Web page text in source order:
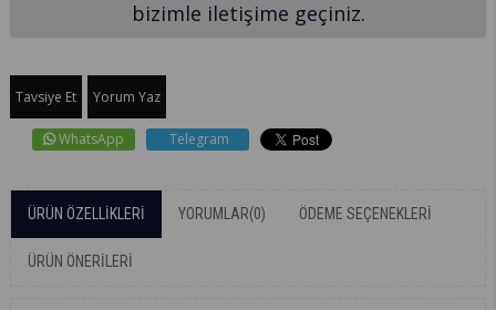
bizimle iletişime geçiniz.
Tavsiye Et Yorum Yaz
WhatsApp Telegram
ÜRÜN ÖZELLIKLERI YORUMLAR(0) ÖDEME SEÇENEKLERI
ÜRÜN ÖNERILERI